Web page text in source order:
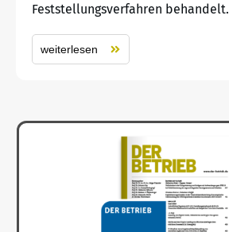
Feststellungsverfahren behandelt.
weiterlesen